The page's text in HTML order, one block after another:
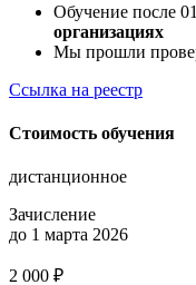
Обучение после
организациях
Мы прошли
Ссылка на реестр
Стоимость обучения
дистанционное
Зачисление
до 1 марта 2026
2 000 ₽